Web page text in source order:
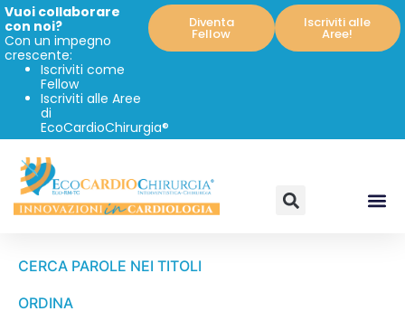
Vuoi collaborare
con noi?
Con un impegno
crescente:
Iscriviti come
Fellow
Iscriviti alle Aree
di
EcoCardioChirurgia®
Diventa
Fellow
Iscriviti alle
Aree!
CERCA PAROLE NEI TITOLI
ORDINA